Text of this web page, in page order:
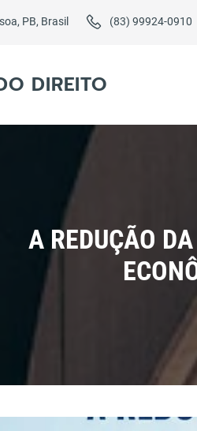
PB, Brasil (83) 99924-0910
DIREITO
A REDUÇÃO